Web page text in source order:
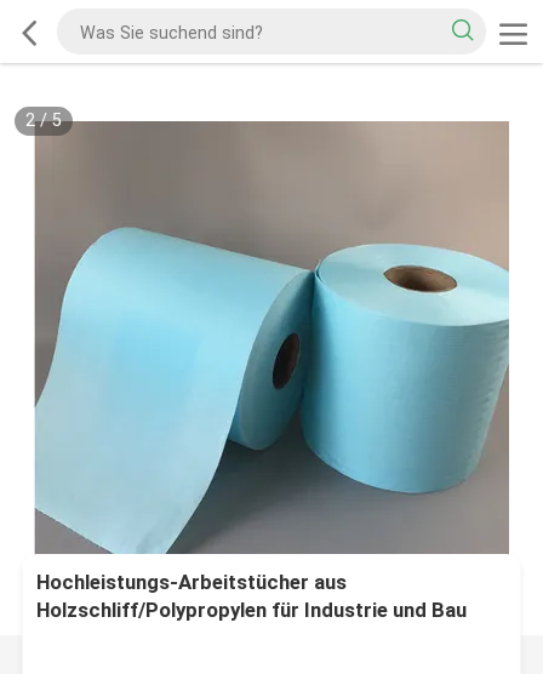
2/5
Hochleistungs-Arbeitstücher aus
Holzschliff/Polypropylen für Industrie und Bau